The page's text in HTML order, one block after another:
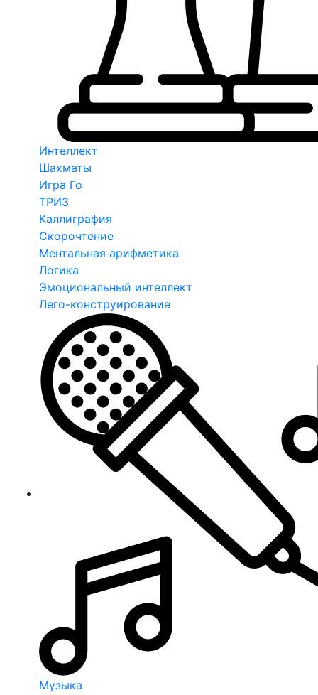
Интеллект
Шахматы
Игра Го
ТРИЗ
Каллиграфия
Скорочтение
Ментальная арифметика
Логика
Эмоциональный интеллект
Лего-конструирование
Музыка